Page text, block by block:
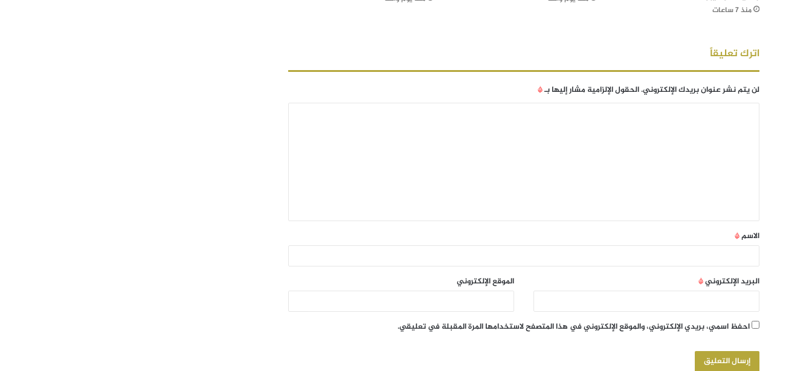
منذ 7 ساعات
اترك تعليقاً
لن يتم نشر عنوان بريدك الإلكتروني.الحقول الإلزامية مشار إليها بـ*
الاسم*
البريد الإلكتروني* الموقع الإلكتروني
احفظ اسمي، بريدي الإلكتروني، والموقع الإلكتروني في هذا المتصفح لاستخدامها المرة المقبلة في تعليقي.